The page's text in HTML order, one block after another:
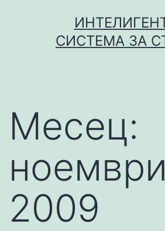
СИСТЕМА ЗА
Месец:
ноември
2009